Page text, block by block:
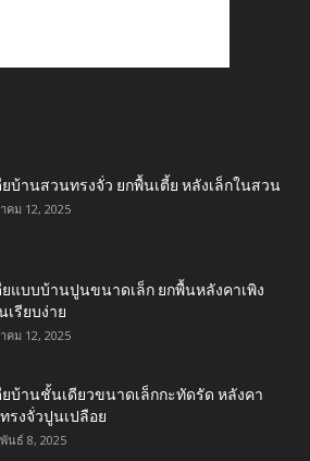
ยบ้านสวนทรงจั่ว ยกพื้นเตี้ย หลังเล็กในสวน
คม 12, 2025
ยแบบบ้านปูนขนาดเล็ก ยกพื้นหลังคาเพิง
เรียบง่าย
คม 12, 2025
ยบ้านชั้นเดียวขนาดเล็กกะทัดรัด หลังคา
รงจั่วปูนเปลือย
นธ์ 8, 2025